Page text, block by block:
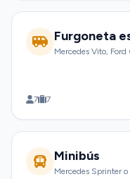
Furgoneta
Mercedes Vito,
7 7
Minibús
Mercedes Sprinter